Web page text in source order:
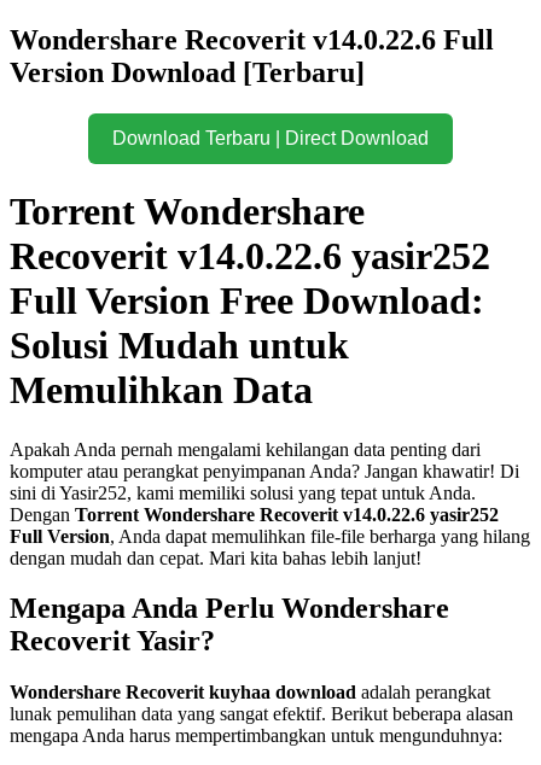
Wondershare Recoverit v14.0.22.6 Full
Version Download [Terbaru]
Download Terbaru | Direct Download
Torrent Wondershare
Recoverit v14.0.22.6 yasir252
Full Version Free Download:
Solusi Mudah untuk
Memulihkan Data
Apakah Anda pernah mengalami kehilangan data penting dari
komputer atau perangkat penyimpanan Anda? Jangan khawatir! Di
sini di Yasir252, kami memiliki solusi yang tepat untuk Anda.
Dengan Torrent Wondershare Recoverit v14.0.22.6 yasir252
Full Version, Anda dapat memulihkan file-file berharga yang hilang
dengan mudah dan cepat. Mari kita bahas lebih lanjut!
Mengapa Anda Perlu Wondershare
Recoverit Yasir?
Wondershare Recoverit kuyhaa download adalah perangkat
lunak pemulihan data yang sangat efektif. Berikut beberapa alasan
mengapa Anda harus mempertimbangkan untuk mengunduhnya: